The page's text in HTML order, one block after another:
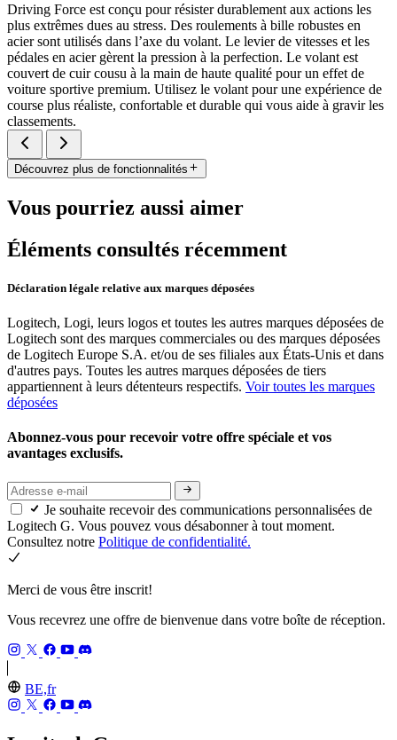
Driving Force est conçu pour résister durablement aux actions les
plus extrêmes dues au stress. Des roulements à bille robustes en
acier sont utilisés dans l’axe du volant. Le levier de vitesses et les
pédales en acier gèrent la pression à la perfection. Le volant est
couvert de cuir cousu à la main de haute qualité pour un effet de
voiture sportive premium. Utilisez le volant pour une expérience de
course plus réaliste, confortable et durable qui vous aide à gravir les
classements.
Découvrez plus de fonctionnalités
Vous pourriez aussi aimer
Éléments consultés récemment
Déclaration légale relative aux marques déposées
Logitech, Logi, leurs logos et toutes les autres marques déposées de
Logitech sont des marques commerciales ou des marques déposées
de Logitech Europe S.A. et/ou de ses filiales aux États-Unis et dans
d'autres pays. Toutes les autres marques déposées de tiers
appartiennent à leurs détenteurs respectifs. Voir toutes les marques
déposées
Abonnez-vous pour recevoir votre offre spéciale et vos
avantages exclusifs.
Je souhaite recevoir des communications personnalisées de
Logitech G. Vous pouvez vous désabonner à tout moment.
Consultez notre Politique de confidentialité.
Merci de vous être inscrit!
Vous recevrez une offre de bienvenue dans votre boîte de réception.
BE,fr